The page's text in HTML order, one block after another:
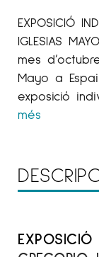
EXPOSICIÓ
IGLESIAS
mes
Mayo a
exposició
més
EXPOSICIÓ